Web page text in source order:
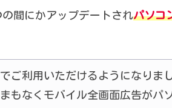
間にかアップデートされパソコ
ご利用いただけるようになりま
もなくモバイル全画面広告がパ